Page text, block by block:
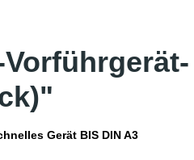
Gerät BIS DIN A3